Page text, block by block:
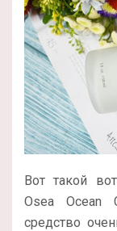
Вот такой
Osea Ocean
средство